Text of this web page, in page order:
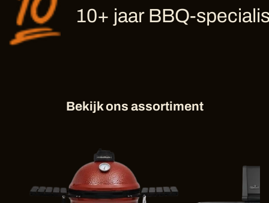
10+ jaar BBQ-
Bekijk ons assortiment